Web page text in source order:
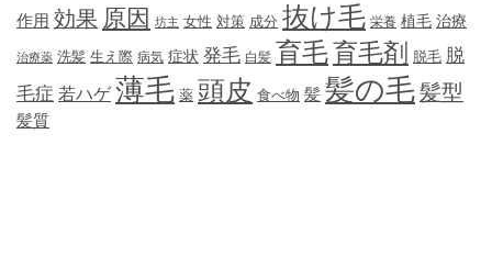
作用 効果 原因 坊主 女性 対策 成分 抜け毛 栄養 植毛 治療
治療薬 洗髪 生え際 病気 症状 発毛 白髪 育毛育毛剤 脱毛 脱
毛症 若ハゲ 薄毛 薬 頭皮 食べ物 髪 髪の毛髪型
髪質